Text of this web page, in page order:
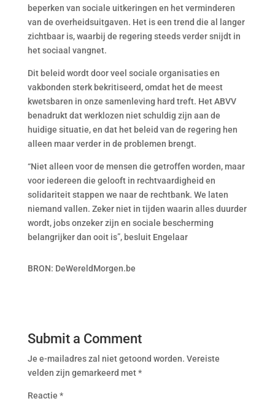
beperken van sociale uitkeringen en het verminderen
van de overheidsuitgaven. Het is een trend die al langer
zichtbaar is, waarbij de regering steeds verder snijdt in
het sociaal vangnet.
Dit beleid wordt door veel sociale organisaties en
vakbonden sterk bekritiseerd, omdat het de meest
kwetsbaren in onze samenleving hard treft. Het ABVV
benadrukt dat werklozen niet schuldig zijn aan de
huidige situatie, en dat het beleid van de regering hen
alleen maar verder in de problemen brengt.
“Niet alleen voor de mensen die getroffen worden, maar
voor iedereen die gelooft in rechtvaardigheid en
solidariteit stappen we naar de rechtbank. We laten
niemand vallen. Zeker niet in tijden waarin alles duurder
wordt, jobs onzeker zijn en sociale bescherming
belangrijker dan ooit is”, besluit Engelaar
BRON: DeWereldMorgen.be
Submit a Comment
Je e-mailadres zal niet getoond worden. Vereiste
velden zijn gemarkeerd met*
Reactie *